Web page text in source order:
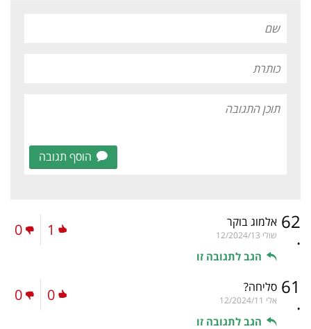
הוסף תגובה
62
.
אלמוג בוקר
שולי 12/2024/13
הגב לתגובה זו
1
0
61
.
סליחה?
אלי 12/2024/11
הגב לתגובה זו
0
0